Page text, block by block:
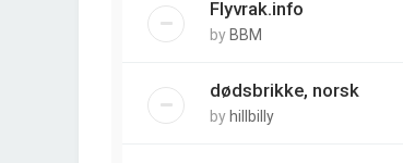
Flyvrak.info
by BBM
dødsbrikke, norsk
by hillbilly